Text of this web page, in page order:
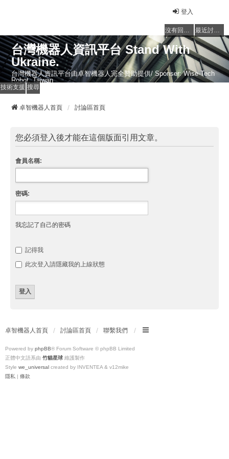
登入
沒有回覆的主題 最近討論的主題
台灣機器人資訊平台 Stand With
Ukraine.
台灣機器人資訊平台由卓智機器人完全贊助提供/ Sponser: Wise-Tech
Robot, Taiwan
技術支援 搜尋
卓智機器人首頁 討論區首頁
您必須登入後才能在這個版面引用文章。
會員名稱:
密碼:
我忘記了自己的密碼
記得我
此次登入請隱藏我的上線狀態
卓智機器人首頁 討論區首頁 聯繫我們
Powered by phpBB® Forum Software © phpBB Limited
正體中文語系由 竹貓星球 維護製作
Style we_universal created by INVENTEA & v12mike
隱私 | 條款